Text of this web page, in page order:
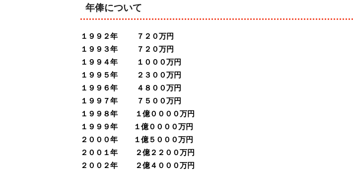
年俸について
１９９２年 ７２０万円
１９９３年 ７２０万円
１９９４年 １０００万円
１９９５年 ２３００万円
１９９６年 ４８００万円
１９９７年 ７５００万円
１９９８年 １億００００万円
１９９９年 １億００００万円
２０００年 １億５０００万円
２００１年 ２億２２００万円
２００２年 ２億４０００万円